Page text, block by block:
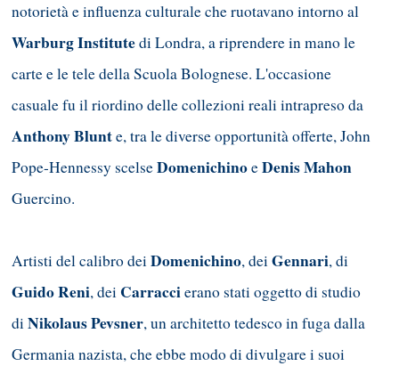
notorietà e influenza culturale che ruotavano intorno al
Warburg Institutedi Londra, a riprendere in mano le
carte e le tele della Scuola Bolognese. L'occasione
casuale fu il riordino delle collezioni reali intrapreso da
Anthony Blunte, tra le diverse opportunità offerte, John
Pope-Hennessy scelseDomenichinoeDenis Mahon
Guercino.
Artisti del calibro deiDomenichino, deiGennari, di
Guido Reni, dei Carraccierano stati oggetto di studio
diNikolaus Pevsner, un architetto tedesco in fuga dalla
Germania nazista, che ebbe modo di divulgare i suoi